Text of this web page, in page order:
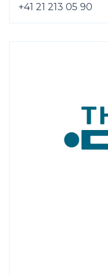
+41 21 213 05 90